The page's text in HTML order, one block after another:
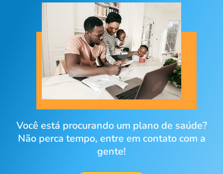
Você está procurando um plano de saúde?
Não perca tempo, entre em contato com a
gente!